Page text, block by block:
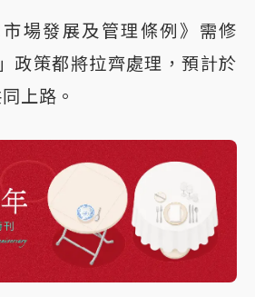
場發展及管理條例》需修
政策都將拉齊處理，預計於
上路。